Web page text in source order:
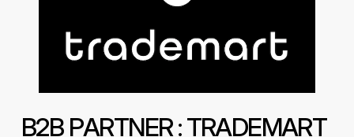
B2B PARTNER: TRADEMART